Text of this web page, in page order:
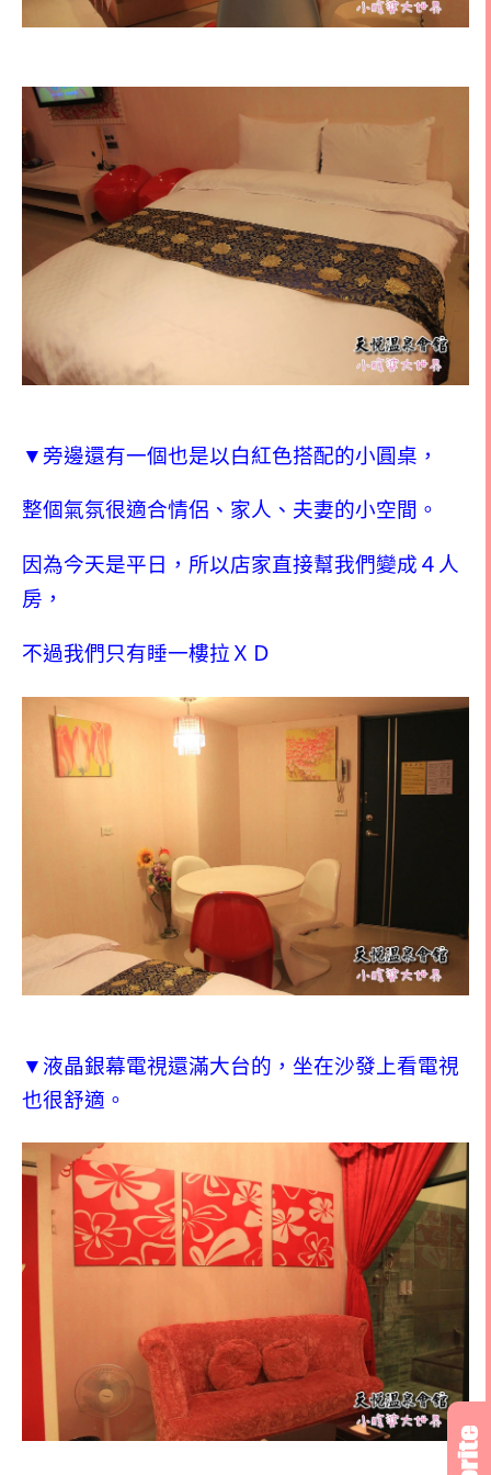
▼旁邊還有一個也是以白紅色搭配的小圓桌，
整個氣氛很適合情侶、家人、夫妻的小空間。
因為今天是平日，所以店家直接幫我們變成４人
房，
不過我們只有睡一樓拉ＸＤ
▼液晶銀幕電視還滿大台的，坐在沙發上看電視
也很舒適。